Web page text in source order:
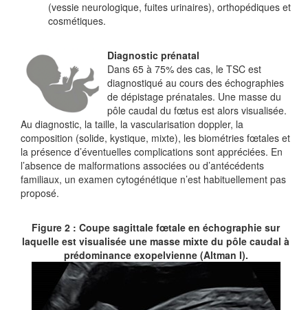
(vessie neurologique, fuites urinaires), orthopédiques et
cosmétiques.
Diagnostic prénatal
Dans 65 à 75% des cas, le TSC est
diagnostiqué au cours des échographies
de dépistage prénatales. Une masse du
pôle caudal du fœtus est alors visualisée.
Au diagnostic, la taille, la vascularisation doppler, la
composition (solide, kystique, mixte), les biométries fœtales et
la présence d’éventuelles complications sont appréciées. En
l’absence de malformations associées ou d’antécédents
familiaux, un examen cytogénétique n’est habituellement pas
proposé.
Figure 2 : Coupe sagittale fœtale en échographie sur
laquelle est visualisée une masse mixte du pôle caudal à
prédominance exopelvienne (Altman I).